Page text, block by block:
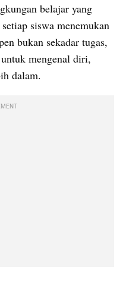
belajar yang
siswa menemukan
bukan sekadar tugas,
mengenal diri,
dalam.